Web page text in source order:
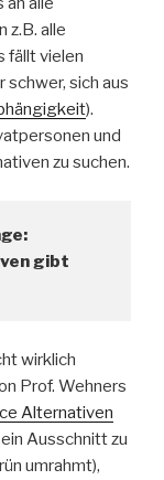
z.B. alle
fällt vielen
schwer, sich aus
).
und
zu suchen.
gibt
wirklich
Prof. Wehners
Alternativen
Ausschnitt zu
umrahmt),